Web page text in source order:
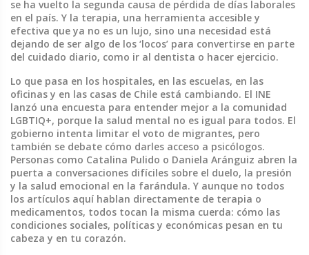
se ha vuelto la segunda causa de pérdida de días laborales
en el país. Y la terapia, una herramienta accesible y
efectiva que ya no es un lujo, sino una necesidad está
dejando de ser algo de los ‘locos’ para convertirse en parte
del cuidado diario, como ir al dentista o hacer ejercicio.
Lo que pasa en los hospitales, en las escuelas, en las
oficinas y en las casas de Chile está cambiando. El INE
lanzó una encuesta para entender mejor a la comunidad
LGBTIQ+, porque la salud mental no es igual para todos. El
gobierno intenta limitar el voto de migrantes, pero
también se debate cómo darles acceso a psicólogos.
Personas como Catalina Pulido o Daniela Aránguiz abren la
puerta a conversaciones difíciles sobre el duelo, la presión
y la salud emocional en la farándula. Y aunque no todos
los artículos aquí hablan directamente de terapia o
medicamentos, todos tocan la misma cuerda: cómo las
condiciones sociales, políticas y económicas pesan en tu
cabeza y en tu corazón.